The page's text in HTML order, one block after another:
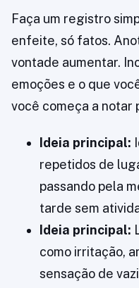
Faça um registro
enfeite, só fatos.
vontade aumentar.
emoções e o que
você começa a notar
Ideia principal:
repetidos de
passando pela
tarde sem
Ideia principal:
como irritação,
sensação de